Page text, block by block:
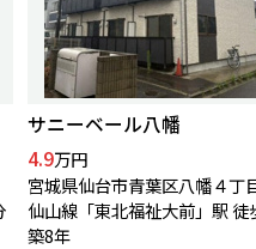
サニーベール八幡
4.9万円
宮城県仙台市青葉区八幡４丁
築8年